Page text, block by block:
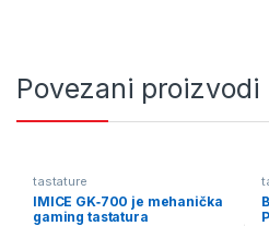
Povezani proizvodi
tastature
IMICE GK‑700 je mehanička
gaming tastatura